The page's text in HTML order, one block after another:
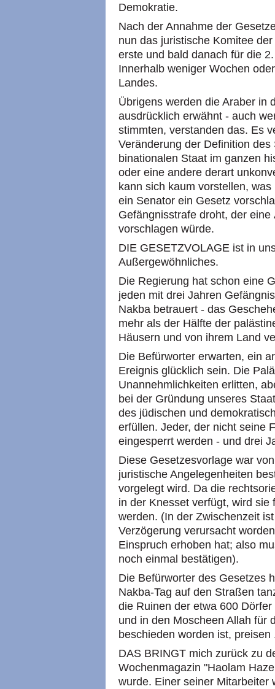
Demokratie.
Nach der Annahme der
nun das juristische Komitee
erste und bald danach für die
Innerhalb weniger Wochen
Landes.
Übrigens werden die Araber in
ausdrücklich erwähnt - auch
stimmten, verstanden das. Es
Veränderung der Definition
binationalen Staat im ganzen
oder eine andere derart
kann sich kaum vorstellen,
ein Senator ein Gesetz
Gefängnisstrafe droht, der
vorschlagen würde.
DIE GESETZVOLAGE ist in
Außergewöhnliches.
Die Regierung hat schon eine
jeden mit drei Jahren
Nakba betrauert - das
mehr als der Hälfte der
Häusern und von ihrem Land
Die Befürworter erwarten, ein
Ereignis glücklich sein. Die
Unannehmlichkeiten erlitten,
bei der Gründung unseres
des jüdischen und
erfüllen. Jeder, der nicht seine
eingesperrt werden - und drei
Diese Gesetzesvorlage war
juristische Angelegenheiten
vorgelegt wird. Da die
in der Knesset verfügt, wird
werden. (In der Zwischenzeit
Verzögerung verursacht
Einspruch erhoben hat; also
noch einmal bestätigen).
Die Befürworter des Gesetzes
Nakba-Tag auf den Straßen
die Ruinen der etwa 600
und in den Moscheen Allah für
beschieden worden ist, preisen
DAS BRINGT mich zurück zu
Wochenmagazin "Haolam
wurde. Einer seiner Mitarbeiter